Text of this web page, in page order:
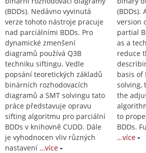
(BDDs). Nedávno vyvinutá
verze tohoto nástroje pracuje
nad parciálními BDDs. Pro
dynamické zmenšení
diagramů používá Q3B
techniku siftingu. Vedle
popsání teoretických základů
binárních rozhodovacích
diagramů a SMT solvingu tato
práce představuje opravu
sifting algoritmu pro parciální
BDDs v knihovně CUDD. Dále
je vyhodnocen vliv různých
nastavení …více
(BDDs).
version
partial
as a
reduce
basis of
solving,
the
to
BDDs.
…více